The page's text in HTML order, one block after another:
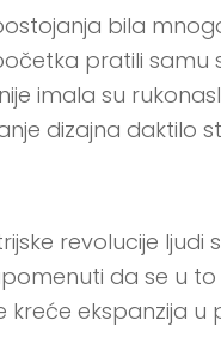
bila
pratili samu
imala su
dizajna daktilo
revolucije ljudi
da se u to
ekspanzija u